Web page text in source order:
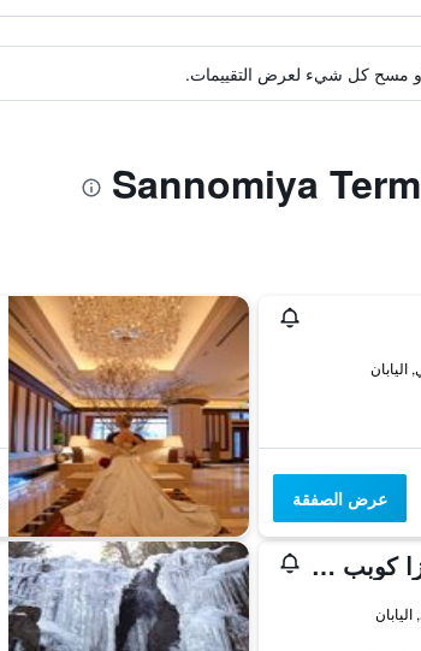
أو مسح كل شيء لعرض التقييمات.
عرض الصفقة
إيه إ إيه كراوان بازا كوبب باي آيتش جي